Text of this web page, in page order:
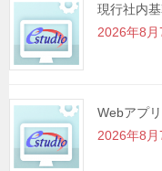
現行社内
2026年8月
Webアプ
2026年8月